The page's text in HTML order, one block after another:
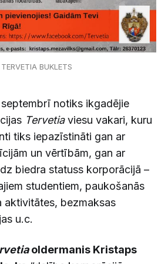
TERVETIA BUKLETS
septembrī notiks ikgadējie
Tervetiaviesu vakari, kuru
tiks iepazīstināti gan ar
un vērtībām, gan ar
biedra statuss korporācijā –
studentiem, paukošanās
aktivitātes, bezmaksas
u.c.
oldermanis Kristaps